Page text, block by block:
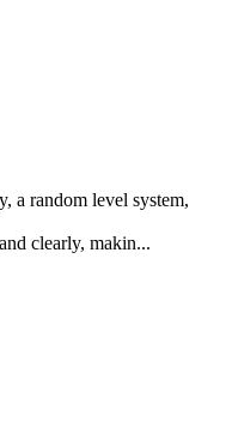
a random level system,
clearly, makin...